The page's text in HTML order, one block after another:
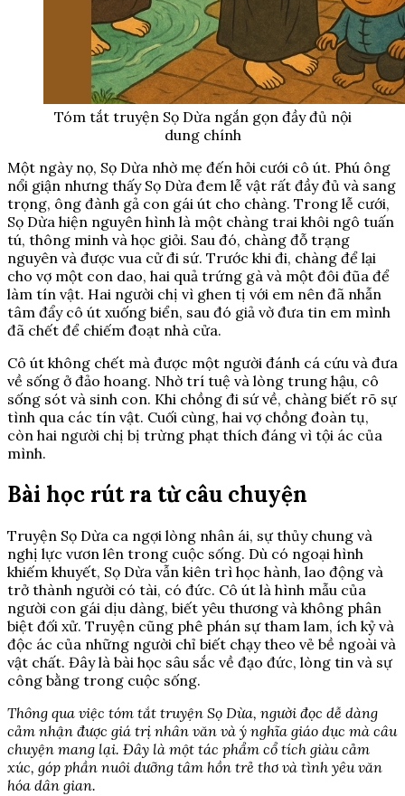
Tóm tắt truyện Sọ Dừa ngắn gọn đầy đủ nội
dung chính
Một ngày nọ, Sọ Dừa nhờ mẹ đến hỏi cưới cô út. Phú ông
nổi giận nhưng thấy Sọ Dừa đem lễ vật rất đầy đủ và sang
trọng, ông đành gả con gái út cho chàng. Trong lễ cưới,
Sọ Dừa hiện nguyên hình là một chàng trai khôi ngô tuấn
tú, thông minh và học giỏi. Sau đó, chàng đỗ trạng
nguyên và được vua cử đi sứ. Trước khi đi, chàng để lại
cho vợ một con dao, hai quả trứng gà và một đôi đũa để
làm tín vật. Hai người chị vì ghen tị với em nên đã nhẫn
tâm đẩy cô út xuống biển, sau đó giả vờ đưa tin em mình
đã chết để chiếm đoạt nhà cửa.
Cô út không chết mà được một người đánh cá cứu và đưa
về sống ở đảo hoang. Nhờ trí tuệ và lòng trung hậu, cô
sống sót và sinh con. Khi chồng đi sứ về, chàng biết rõ sự
tình qua các tín vật. Cuối cùng, hai vợ chồng đoàn tụ,
còn hai người chị bị trừng phạt thích đáng vì tội ác của
mình.
Bài học rút ra từ câu chuyện
Truyện Sọ Dừa ca ngợi lòng nhân ái, sự thủy chung và
nghị lực vươn lên trong cuộc sống. Dù có ngoại hình
khiếm khuyết, Sọ Dừa vẫn kiên trì học hành, lao động và
trở thành người có tài, có đức. Cô út là hình mẫu của
người con gái dịu dàng, biết yêu thương và không phân
biệt đối xử. Truyện cũng phê phán sự tham lam, ích kỷ và
độc ác của những người chỉ biết chạy theo vẻ bề ngoài và
vật chất. Đây là bài học sâu sắc về đạo đức, lòng tin và sự
công bằng trong cuộc sống.
Thông qua việc tóm tắt truyện Sọ Dừa, người đọc dễ dàng
cảm nhận được giá trị nhân văn và ý nghĩa giáo dục mà câu
chuyện mang lại. Đây là một tác phẩm cổ tích giàu cảm
xúc, góp phần nuôi dưỡng tâm hồn trẻ thơ và tình yêu văn
hóa dân gian.